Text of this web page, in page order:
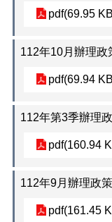
話
分
pdf(69.95
112年10月辦理政
pdf(69.94
112年第3季辦理
pdf(160.94
112年9月辦理政
pdf(161.45